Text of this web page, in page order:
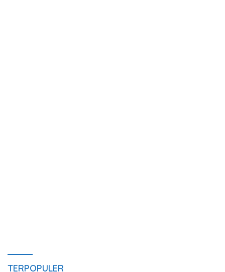
TERPOPULER